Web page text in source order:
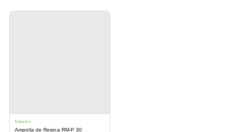
Industria
Ampolla de Resina RM-P 30